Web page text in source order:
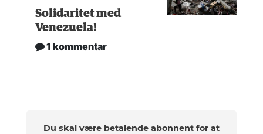
Solidaritet med
Venezuela!
1 kommentar
Du skal være betalende abonnent for at